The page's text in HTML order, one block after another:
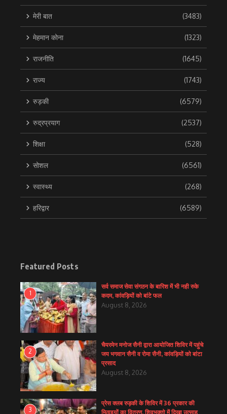
मेरी बात (3483)
मेहमान कोना (1323)
राजनीति (1645)
राज्य (1743)
रुड़की (6579)
रुद्रप्रयाग (2537)
शिक्षा (528)
सोशल (6561)
स्वास्थ्य (268)
हरिद्वार (6589)
Featured Posts
1
सर्व समाज सेवा संगठन के बारिश में भी नही रुके
कदम, कांवड़ियों को बांटे फल
August 8, 2026
2
चैयरमेन मनोज सैनी द्वारा आयोजित शिविर में पहुंचे
जय भगवान सैनी व रोमा सैनी, कांवड़ियों को बांटा
प्रसाद
August 8, 2026
3
प्रेस क्लब रुड़की के शिविर में 36 प्रकार की
मिठाइयों का वितरण, शिवभक्तो में दिखा उत्साह